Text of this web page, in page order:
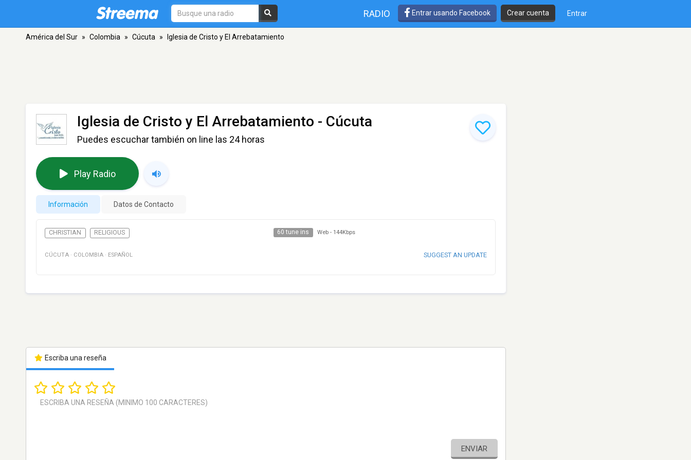
RADIO Entrar usando Facebook Crear cuenta Entrar
América del Sur » Colombia » Cúcuta » Iglesia de Cristo y El Arrebatamiento
Iglesia de Cristo y El Arrebatamiento - Cúcuta
Puedes escuchar también on line las 24 horas
Play Radio
Información Datos de Contacto
CHRISTIAN RELIGIOUS 60 tune ins Web - 144Kbps
CÚCUTA · COLOMBIA · ESPAÑOL SUGGEST AN UPDATE
Escriba una reseña
ENVIAR